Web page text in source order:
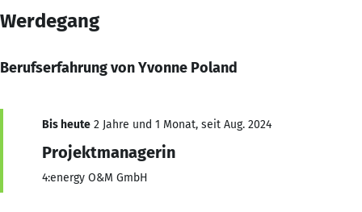
Werdegang
Berufserfahrung von Yvonne Poland
Bis heute 2 Jahre und 1 Monat, seit Aug. 2024
Projektmanagerin
4:energy O&M GmbH